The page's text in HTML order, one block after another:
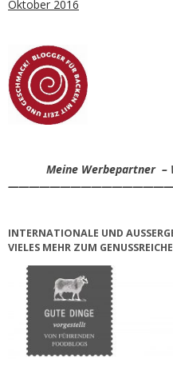
Oktober 2016
Meine Werbepartner –
INTERNATIONALE UND
IELES MEHR ZUM